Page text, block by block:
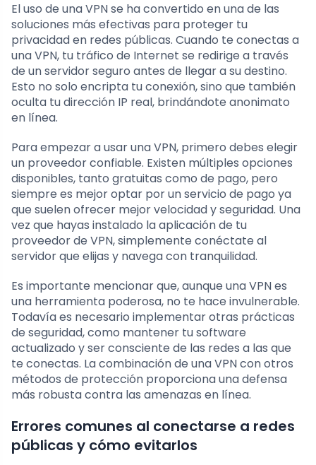
El uso de una VPN se ha convertido en una de las
soluciones más efectivas para proteger tu
privacidad en redes públicas. Cuando te conectas a
una VPN, tu tráfico de Internet se redirige a través
de un servidor seguro antes de llegar a su destino.
Esto no solo encripta tu conexión, sino que también
oculta tu dirección IP real, brindándote anonimato
en línea.
Para empezar a usar una VPN, primero debes elegir
un proveedor confiable. Existen múltiples opciones
disponibles, tanto gratuitas como de pago, pero
siempre es mejor optar por un servicio de pago ya
que suelen ofrecer mejor velocidad y seguridad. Una
vez que hayas instalado la aplicación de tu
proveedor de VPN, simplemente conéctate al
servidor que elijas y navega con tranquilidad.
Es importante mencionar que, aunque una VPN es
una herramienta poderosa, no te hace invulnerable.
Todavía es necesario implementar otras prácticas
de seguridad, como mantener tu software
actualizado y ser consciente de las redes a las que
te conectas. La combinación de una VPN con otros
métodos de protección proporciona una defensa
más robusta contra las amenazas en línea.
Errores comunes al conectarse a redes
públicas y cómo evitarlos